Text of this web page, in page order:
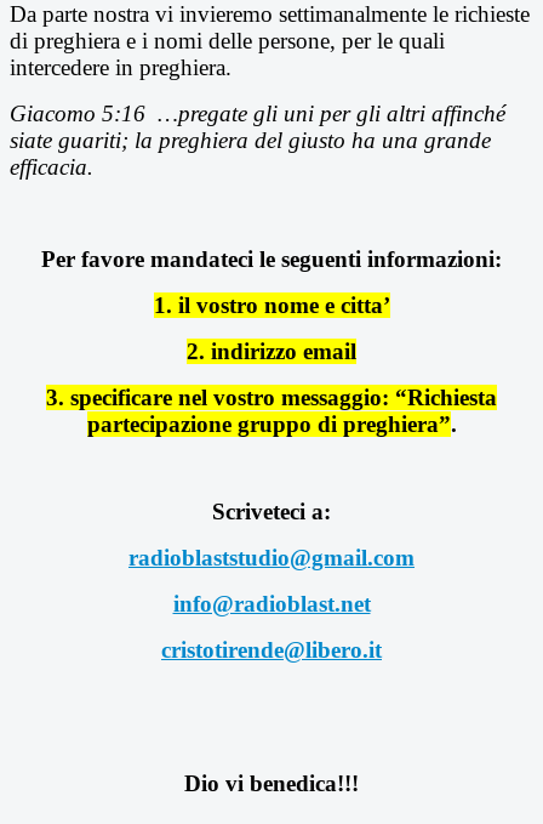
Da parte nostra vi invieremo settimanalmente le richieste
di preghiera e i nomi delle persone, per le quali
intercedere in preghiera.
Giacomo 5:16 …pregate gli uni per gli altri affinché
siate guariti; la preghiera del giusto ha una grande
efficacia.
Per favore mandateci le seguenti informazioni:
1. il vostro nome e citta’
2. indirizzo email
3. specificare nel vostro messaggio: “Richiesta
partecipazione gruppo di preghiera”.
Scriveteci a:
radioblaststudio@gmail.com
info@radioblast.net
cristotirende@libero.it
Dio vi benedica!!!